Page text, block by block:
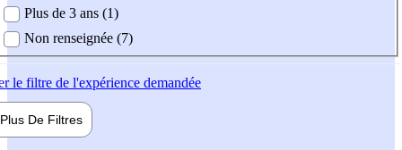
Plus de 3 ans (1)
Non renseignée (7)
le filtre de l'expérience demandée
Plus De Filtres